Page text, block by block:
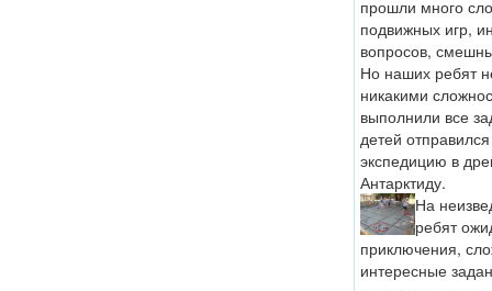
прошли много
подвижных игр,
вопросов,
Но наших ребят
никакими
выполнили все
детей
экспедицию в
Антарктиду.
На
ребят
приключения,
интересные